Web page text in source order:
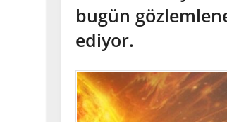
bugün
ediyor.